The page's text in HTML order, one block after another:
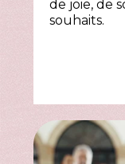
de joie, de
souhaits.